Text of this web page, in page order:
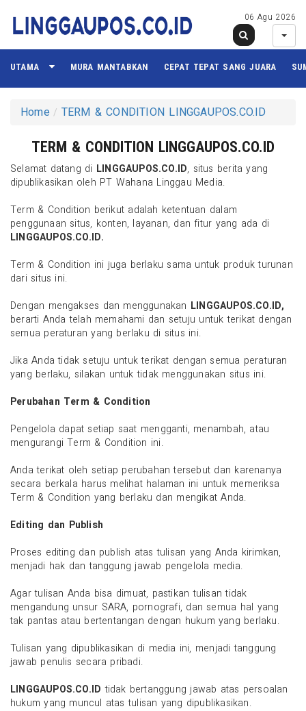
06 Agu 2026
UTAMA MURA MANTABKAN CEPAT TEPAT SANG JUARA
Home TERM & CONDITION LINGGAUPOS.CO.ID
TERM & CONDITION LINGGAUPOS.CO.ID
Selamat datang di LINGGAUPOS.CO.ID, situs berita yang
dipublikasikan oleh PT Wahana Linggau Media.
Term & Condition berikut adalah ketentuan dalam
penggunaan situs, konten, layanan, dan fitur yang ada di
LINGGAUPOS.CO.ID.
Term & Condition ini juga berlaku sama untuk produk turunan
dari situs ini.
Dengan mengakses dan menggunakan LINGGAUPOS.CO.ID,
berarti Anda telah memahami dan setuju untuk terikat dengan
semua peraturan yang berlaku di situs ini.
Jika Anda tidak setuju untuk terikat dengan semua peraturan
yang berlaku, silakan untuk tidak menggunakan situs ini.
Perubahan Term & Condition
Pengelola dapat setiap saat mengganti, menambah, atau
mengurangi Term & Condition ini.
Anda terikat oleh setiap perubahan tersebut dan karenanya
secara berkala harus melihat halaman ini untuk memeriksa
Term & Condition yang berlaku dan mengikat Anda.
Editing dan Publish
Proses editing dan publish atas tulisan yang Anda kirimkan,
menjadi hak dan tanggung jawab pengelola media.
Agar tulisan Anda bisa dimuat, pastikan tulisan tidak
mengandung unsur SARA, pornografi, dan semua hal yang
tak pantas atau bertentangan dengan hukum yang berlaku.
Tulisan yang dipublikasikan di media ini, menjadi tanggung
jawab penulis secara pribadi.
LINGGAUPOS.CO.ID tidak bertanggung jawab atas persoalan
hukum yang muncul atas tulisan yang dipublikasikan.